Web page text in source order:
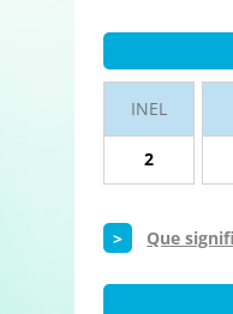
INEL
2
> Que